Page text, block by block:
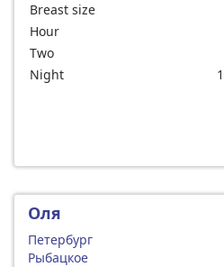
Breast size
Hour
Two
Night
Оля
Петербург
Рыбацкое